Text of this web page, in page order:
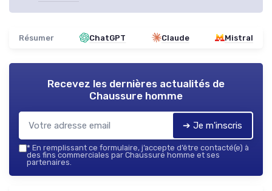
Résumer ChatGPT Claude Mistral
Recevez les dernières actualités de
Chaussure homme
➔ Je m'inscris
* En remplissant ce formulaire, j’accepte d’être contacté(e) à
des fins commerciales par Chaussure homme et ses
partenaires.